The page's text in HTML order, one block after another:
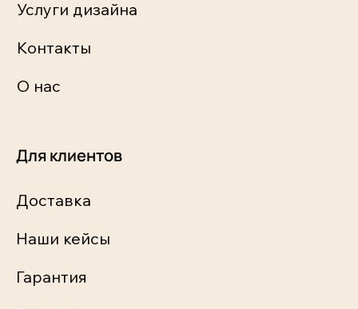
Услуги дизайна
Контакты
О нас
Для клиентов
Доставка
Наши кейсы
Гарантия